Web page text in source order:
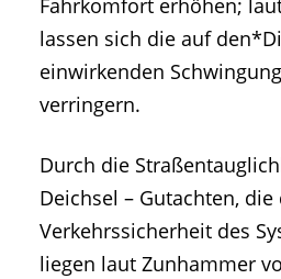
Fahrkomfort erhöhen;
lassen sich die auf
einwirkenden
verringern.
Durch die
Deichsel – Gutachten, die
Verkehrssicherheit des
liegen laut Zunhammer